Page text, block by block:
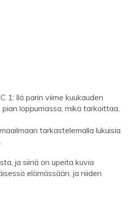
1: llä parin viime kuukauden
loppumassa, mikä tarkoittaa,
tarkastelemalla lukuisia
ja siinä on upeita kuvia
elämässään, ja niiden